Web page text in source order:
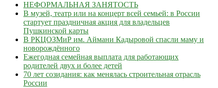
НЕФОРМАЛЬНАЯ ЗАНЯТОСТЬ
В музей, театр или на концерт всей семьей: в России
стартует праздничная акция для владельцев
Пушкинской карты
В РКЦОЗМиР им. Аймани Кадыровой спасли маму и
новорождённого
Ежегодная семейная выплата для работающих
родителей двух и более детей
70 лет созидания: как менялась строительная отрасль
России